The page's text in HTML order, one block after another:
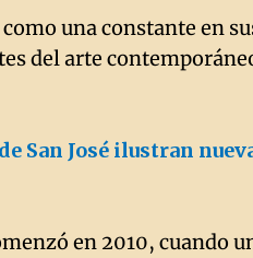
una constante en
del arte
San José ilustran
en 2010, cuando